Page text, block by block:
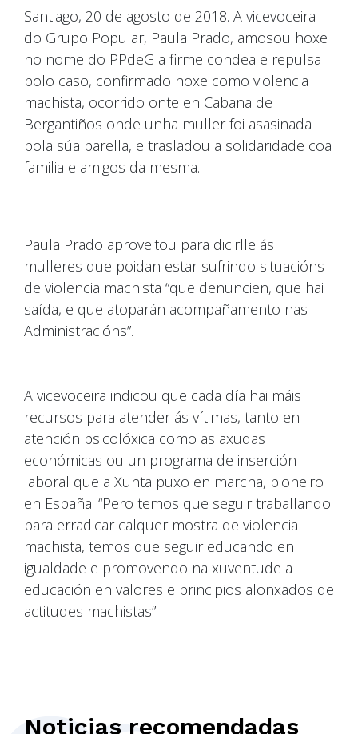
Santiago, 20 de agosto de 2018. A vicevoceira
do Grupo Popular, Paula Prado, amosou hoxe
no nome do PPdeG a firme condea e repulsa
polo caso, confirmado hoxe como violencia
machista, ocorrido onte en Cabana de
Bergantiños onde unha muller foi asasinada
pola súa parella, e trasladou a solidaridade coa
familia e amigos da mesma.
Paula Prado aproveitou para dicirlle ás
mulleres que poidan estar sufrindo situacións
de violencia machista “que denuncien, que hai
saída, e que atoparán acompañamento nas
Administracións”.
A vicevoceira indicou que cada día hai máis
recursos para atender ás vítimas, tanto en
atención psicolóxica como as axudas
económicas ou un programa de inserción
laboral que a Xunta puxo en marcha, pioneiro
en España. “Pero temos que seguir traballando
para erradicar calquer mostra de violencia
machista, temos que seguir educando en
igualdade e promovendo na xuventude a
educación en valores e principios alonxados de
actitudes machistas”
Noticias recomendadas